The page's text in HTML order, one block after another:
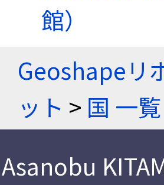
館）
Geoshapeリ
ット > 国 一覧
Asanobu